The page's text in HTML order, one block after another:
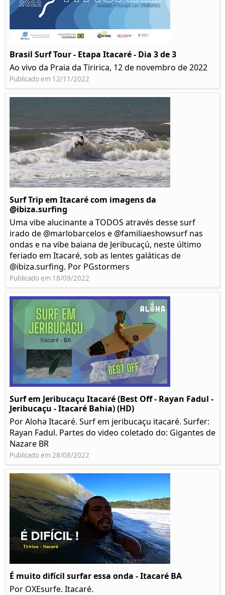
Brasil Surf Tour - Etapa Itacaré - Dia 3 de 3
Ao vivo da Praia da Tiririca, 12 de novembro de 2022
Publicado em 12/11/2022
Surf Trip em Itacaré com imagens da
@ibiza.surfing
Uma vibe alucinante a TODOS através desse surf
irado de @marlobarcelos e @familiaeshowsurf nas
ondas e na vibe baiana de Jeribucaçú, neste último
feriado em Itacaré, sob as lentes galáticas de
@ibiza.surfing. Por PGstormers
Publicado em 18/09/2022
Surf em Jeribucaçu Itacaré (Best Off - Rayan Fadul -
Jeribucaçu - Itacaré Bahia) (HD)
Por Aloha Itacaré. Surf em jeribucaçu itacaré. Surfer:
Rayan Fadul. Partes do video coletado do: Gigantes de
Nazare BR
Publicado em 28/08/2022
É muito difícil surfar essa onda - Itacaré BA
Por OXEsurfe. Itacaré.